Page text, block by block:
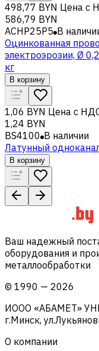
498,77 BYN Цена с
586,79 BYN
ACHP25P5 В
Оцинкованная
электроэрозии, Ø
кг
В корзину
1,06 BYN Цена с
1,24 BYN
BS4100 В наличии
Латунный
В корзину
Ваш надежный
оборудования и
металлообработки
© 1990 — 2026
ИООО «АБАМЕТ»
г.Минск,
О компании